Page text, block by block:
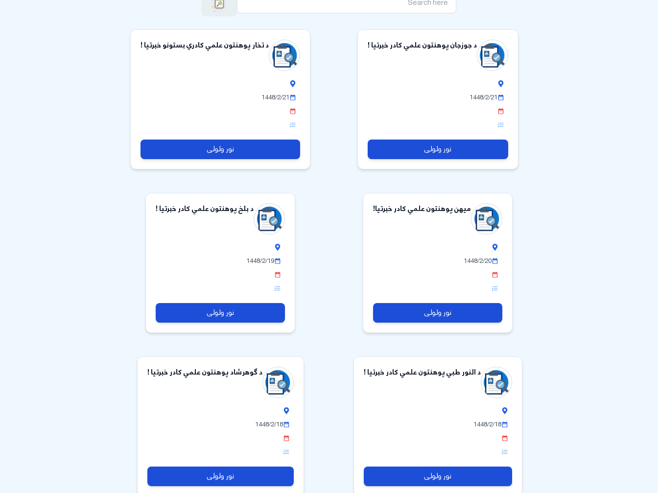
د جوزجان پوهنتون علمي کادر خبرتیا !
1448/2/21
نور ولولی
د تخار پوهنتون علمي کادري بستونو خبرتیا !
1448/2/21
نور ولولی
میهن پوهنتون علمي کادر خبرتیا!
1448/2/20
نور ولولی
د بلخ پوهنتون علمي کادر خبرتیا !
1448/2/19
نور ولولی
د النور طبي پوهنتون علمي کادر خبرتیا !
1448/2/18
نور ولولی
د گوهرشاد پوهنتون علمي کادر خبرتیا !
1448/2/18
نور ولولی